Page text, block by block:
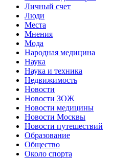
Личный счет
Люди
Места
Мнения
Мода
Народная медицина
Наука
Наука и техника
Недвижимость
Новости
Новости ЗОЖ
Новости медицины
Новости Москвы
Новости путешествий
Образование
Общество
Около спорта